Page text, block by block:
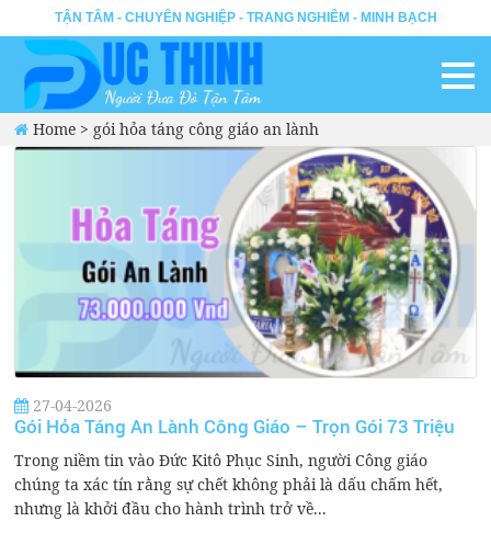
TẬN TÂM - CHUYÊN NGHIỆP - TRANG NGHIÊM - MINH BẠCH
Home > gói hỏa táng công giáo an lành
27-04-2026
Gói Hỏa Táng An Lành Công Giáo – Trọn Gói 73 Triệu
Trong niềm tin vào Đức Kitô Phục Sinh, người Công giáo
chúng ta xác tín rằng sự chết không phải là dấu chấm hết,
nhưng là khởi đầu cho hành trình trở về...